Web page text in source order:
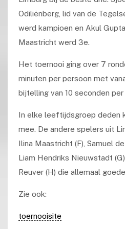
Odiliënberg, lid van de
werd kampioen en Akul
Maastricht werd 3e.
Het toernooi ging over 7
minuten per persoon met
bijtelling van 10 seconden per
In elke leeftijdsgroep deden
mee. De andere spelers uit
Ilina Maastricht (F), Samuel
Liam Hendriks Nieuwstadt
Reuver (H) die allemaal
Zie ook:
toernooisite